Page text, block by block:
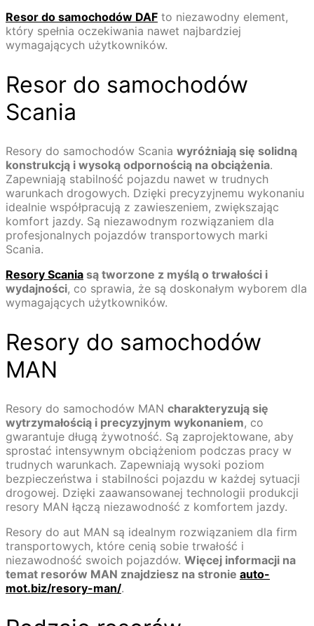
Resor do samochodów DAF to niezawodny element,
który spełnia oczekiwania nawet najbardziej
wymagających użytkowników.
Resor do samochodów
Scania
Resory do samochodów Scania wyróżniają się solidną
konstrukcją i wysoką odpornością na obciążenia.
Zapewniają stabilność pojazdu nawet w trudnych
warunkach drogowych. Dzięki precyzyjnemu wykonaniu
idealnie współpracują z zawieszeniem, zwiększając
komfort jazdy. Są niezawodnym rozwiązaniem dla
profesjonalnych pojazdów transportowych marki
Scania.
Resory Scania są tworzone z myślą o trwałości i
wydajności, co sprawia, że są doskonałym wyborem dla
wymagających użytkowników.
Resory do samochodów
MAN
Resory do samochodów MAN charakteryzują się
wytrzymałością i precyzyjnym wykonaniem, co
gwarantuje długą żywotność. Są zaprojektowane, aby
sprostać intensywnym obciążeniom podczas pracy w
trudnych warunkach. Zapewniają wysoki poziom
bezpieczeństwa i stabilności pojazdu w każdej sytuacji
drogowej. Dzięki zaawansowanej technologii produkcji
resory MAN łączą niezawodność z komfortem jazdy.
Resory do aut MAN są idealnym rozwiązaniem dla firm
transportowych, które cenią sobie trwałość i
niezawodność swoich pojazdów. Więcej informacji na
temat resorów MAN znajdziesz na stronie auto-
mot.biz/resory-man/.